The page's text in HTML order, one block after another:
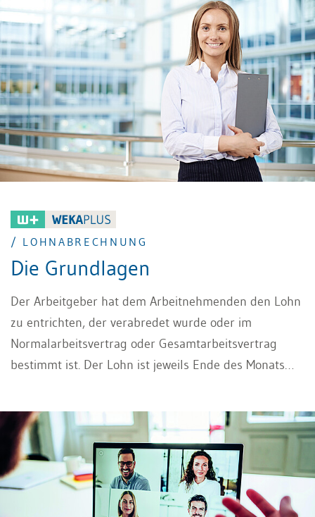
/ LOHNABRECHNUNG
Die Grundlagen
Der Arbeitgeber hat dem Arbeitnehmenden den Lohn
zu entrichten, der verabredet wurde oder im
Normalarbeitsvertrag oder Gesamtarbeitsvertrag
bestimmt ist. Der Lohn ist jeweils Ende des Monats
übergeben.